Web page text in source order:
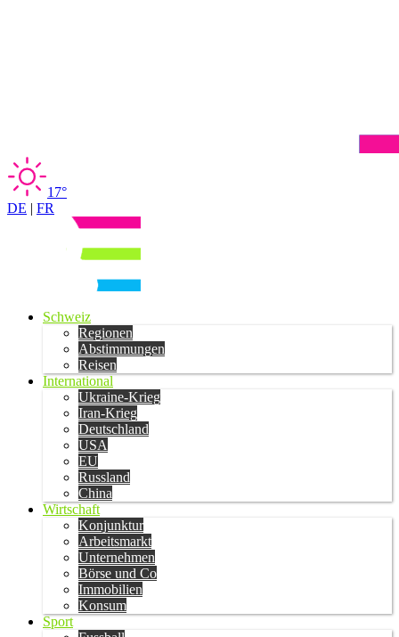
17°
DE | FR
Schweiz
Regionen
Abstimmungen
Reisen
International
Ukraine-Krieg
Iran-Krieg
Deutschland
USA
EU
Russland
China
Wirtschaft
Konjunktur
Arbeitsmarkt
Unternehmen
Börse und Co
Immobilien
Konsum
Sport